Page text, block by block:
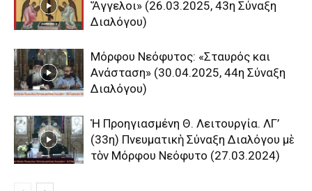
Ἄγγελοι» (26.03.2025, 43η Σύναξη
Διαλόγου)
Μόρφου Νεόφυτος: «Σταυρός και
Ανάσταση» (30.04.2025, 44η Σύναξη
Διαλόγου)
Ἡ Προηγιασμένη Θ. Λειτουργία. ΛΓ’
(33η) Πνευματικὴ Σύναξη Διαλόγου μὲ
τὸν Μόρφου Νεόφυτο (27.03.2024)